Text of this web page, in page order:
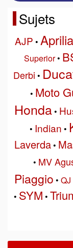
Sujets
AJP • Aprilia
Superior•
Derbi •
• Moto
Honda•
• Indian •
Laverda•
• MV
Piaggio • QJ
• SYM •